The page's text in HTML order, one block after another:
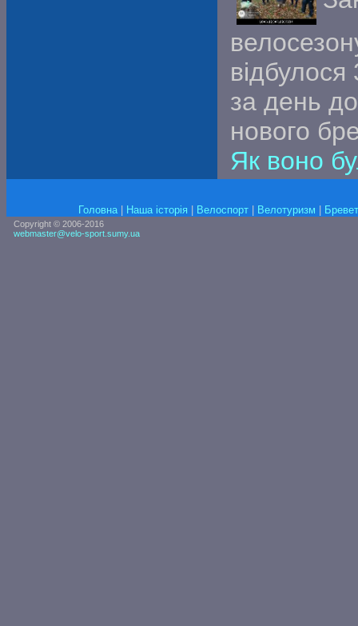
за день
нового
Як воно
Головна| Наша історія Велоспорт| Велотуризм
Copyright © 2006-2016
webmaster@velo-sport.sumy.ua